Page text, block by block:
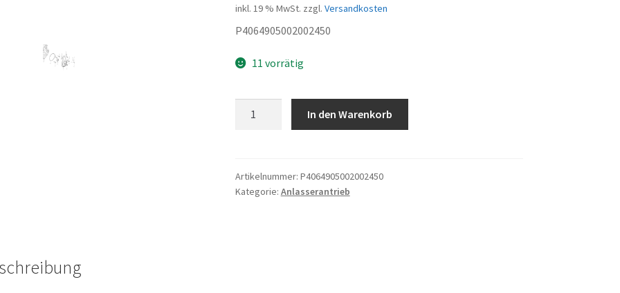
inkl. 19 % MwSt. zzgl. Versandkosten
P4064905002002450
11 vorrätig
In den Warenkorb
Artikelnummer: P4064905002002450
Kategorie: Anlasserantrieb